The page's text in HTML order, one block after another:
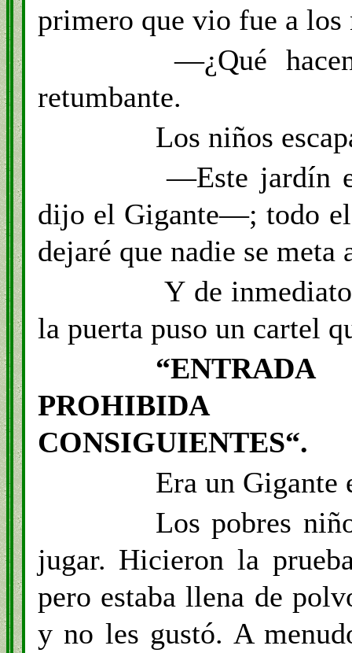
primero que vio fue a
—¿Qué
retumbante.
Los niños
—Este jardín
dijo el Gigante—; todo el
dejaré que nadie se meta
Y de
la puerta puso un cartel
PROHIBIDA
CONSIGUIENTES“.
Era un Gigante
Los pobres
jugar. Hicieron la
pero estaba llena de
y no les gustó. A